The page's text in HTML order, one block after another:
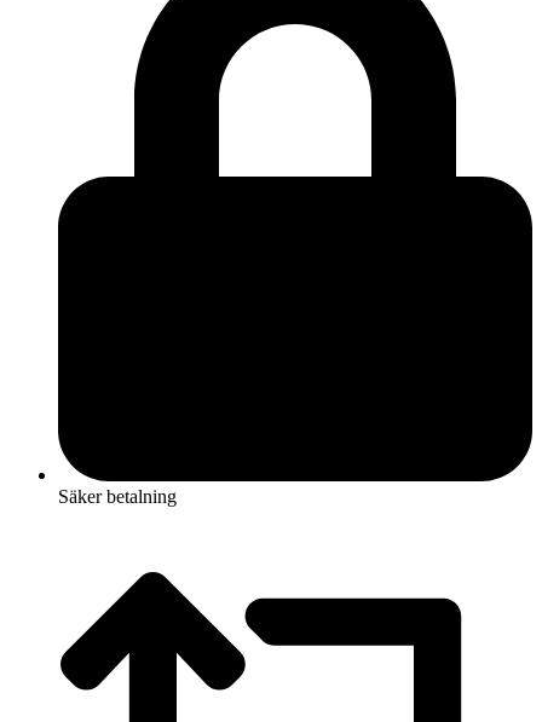
Säker betalning